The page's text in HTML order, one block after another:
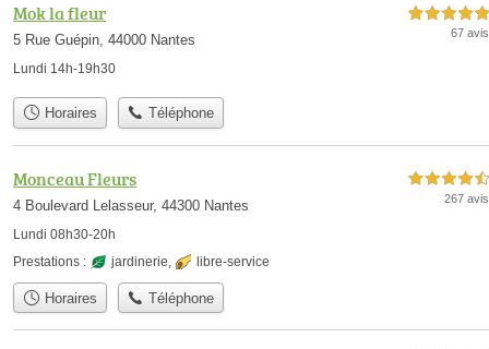
Mok la fleur
5 Rue Guépin, 44000 Nantes
Lundi 14h-19h30
5,0 étoiles sur 5
67 avis
Horaires Téléphone
Monceau Fleurs
4 Boulevard Lelasseur, 44300 Nantes
Lundi 08h30-20h
4,5 étoiles sur 5
267 avis
Prestations : jardinerie libre-service
Horaires Téléphone